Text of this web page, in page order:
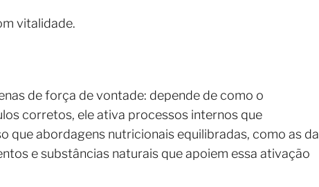
vitalidade.
de força de vontade: depende de como o
corretos, ele ativa processos internos que
que abordagens nutricionais equilibradas, como as da
e substâncias naturais que apoiem essa ativação